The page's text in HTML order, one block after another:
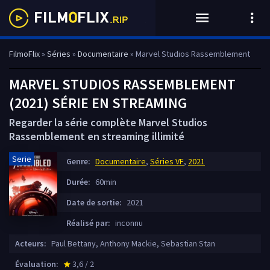
FilmoFlix» Séries » Documentaire » Marvel Studios Rassemblement
MARVEL STUDIOS RASSEMBLEMENT
(2021) SÉRIE EN STREAMING
Regarder la série complète Marvel Studios
Rassemblement en streaming illimité
Serie Genre: Documentaire, Séries VF, 2021
Durée: 60min
Date de sortie: 2021
Réalisé par: inconnu
Acteurs: Paul Bettany, Anthony Mackie, Sebastian Stan
Évaluation:
star_rate
3,6 / 2